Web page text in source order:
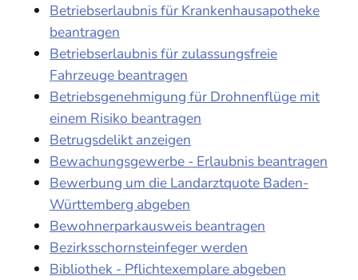
Betriebserlaubnis für Krankenhausapotheke
beantragen
Betriebserlaubnis für zulassungsfreie
Fahrzeuge beantragen
Betriebsgenehmigung für Drohnenflüge mit
einem Risiko beantragen
Betrugsdelikt anzeigen
Bewachungsgewerbe - Erlaubnis beantragen
Bewerbung um die Landarztquote Baden-
Württemberg abgeben
Bewohnerparkausweis beantragen
Bezirksschornsteinfeger werden
Bibliothek - Pflichtexemplare abgeben